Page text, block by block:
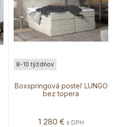
Boxspringová posteľ LUNGO
bez topera
8-10 týždňov
1 280 € s DPH